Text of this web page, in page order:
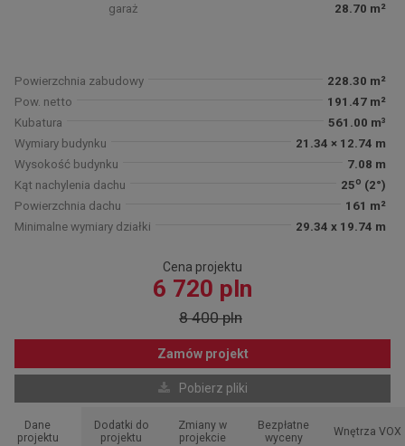
garaż
28.70 m²
Powierzchnia zabudowy
228.30 m²
Pow. netto
191.47 m²
Kubatura
561.00 m³
Wymiary budynku
21.34 × 12.74 m
Wysokość budynku
7.08 m
Kąt nachylenia dachu
25o (2°)
Powierzchnia dachu
161 m²
Minimalne wymiary działki
29.34 x 19.74 m
Cena projektu
6 720 pln
8 400 pln
Zamów projekt
Pobierz pliki
Dane
projektu
Dodatki do
projektu
Zmiany w
projekcie
Bezpłatne
wyceny
Wnętrza VOX